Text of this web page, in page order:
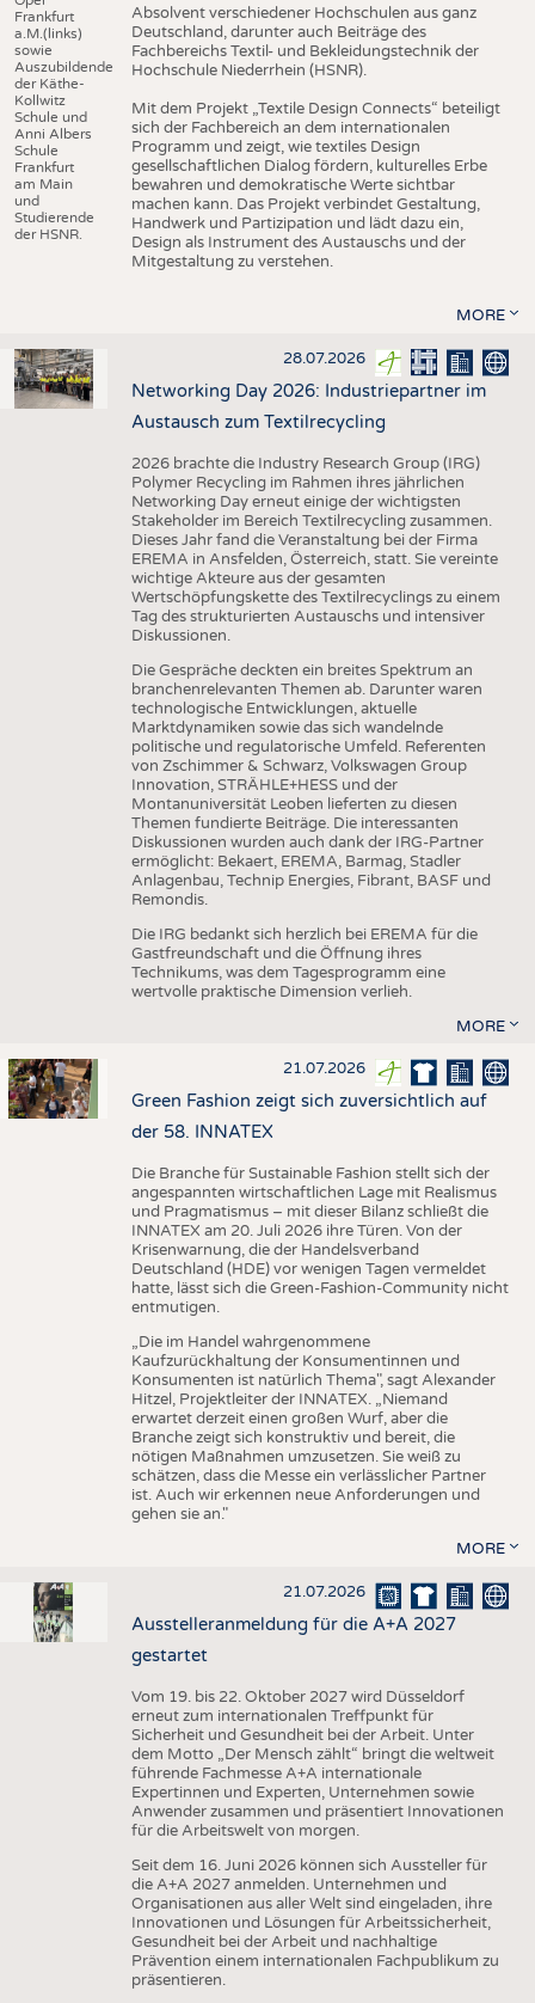
Frankfurt
a.M.(links)
sowie
Auszubildende
der Käthe-
Kollwitz
Schule und
Anni Albers
Schule
Frankfurt
am Main
und
Studierende
der HSNR.
Absolvent verschiedener Hochschulen aus ganz
Deutschland, darunter auch Beiträge des
Fachbereichs Textil- und Bekleidungstechnik der
Hochschule Niederrhein (HSNR).
Mit dem Projekt „Textile Design Connects“ beteiligt
sich der Fachbereich an dem internationalen
Programm und zeigt, wie textiles Design
gesellschaftlichen Dialog fördern, kulturelles Erbe
bewahren und demokratische Werte sichtbar
machen kann. Das Projekt verbindet Gestaltung,
Handwerk und Partizipation und lädt dazu ein,
Design als Instrument des Austauschs und der
Mitgestaltung zu verstehen.
MORE
28.07.2026
Networking Day 2026: Industriepartner im
Austausch zum Textilrecycling
2026 brachte die Industry Research Group (IRG)
Polymer Recycling im Rahmen ihres jährlichen
Networking Day erneut einige der wichtigsten
Stakeholder im Bereich Textilrecycling zusammen.
Dieses Jahr fand die Veranstaltung bei der Firma
EREMA in Ansfelden, Österreich, statt. Sie vereinte
wichtige Akteure aus der gesamten
Wertschöpfungskette des Textilrecyclings zu einem
Tag des strukturierten Austauschs und intensiver
Diskussionen.
Die Gespräche deckten ein breites Spektrum an
branchenrelevanten Themen ab. Darunter waren
technologische Entwicklungen, aktuelle
Marktdynamiken sowie das sich wandelnde
politische und regulatorische Umfeld. Referenten
von Zschimmer & Schwarz, Volkswagen Group
Innovation, STRÄHLE+HESS und der
Montanuniversität Leoben lieferten zu diesen
Themen fundierte Beiträge. Die interessanten
Diskussionen wurden auch dank der IRG-Partner
ermöglicht: Bekaert, EREMA, Barmag, Stadler
Anlagenbau, Technip Energies, Fibrant, BASF und
Remondis.
Die IRG bedankt sich herzlich bei EREMA für die
Gastfreundschaft und die Öffnung ihres
Technikums, was dem Tagesprogramm eine
wertvolle praktische Dimension verlieh.
MORE
21.07.2026
Green Fashion zeigt sich zuversichtlich auf
der 58. INNATEX
Die Branche für Sustainable Fashion stellt sich der
angespannten wirtschaftlichen Lage mit Realismus
und Pragmatismus – mit dieser Bilanz schließt die
INNATEX am 20. Juli 2026 ihre Türen. Von der
Krisenwarnung, die der Handelsverband
Deutschland (HDE) vor wenigen Tagen vermeldet
hatte, lässt sich die Green-Fashion-Community nicht
entmutigen.
„Die im Handel wahrgenommene
Kaufzurückhaltung der Konsumentinnen und
Konsumenten ist natürlich Thema", sagt Alexander
Hitzel, Projektleiter der INNATEX. „Niemand
erwartet derzeit einen großen Wurf, aber die
Branche zeigt sich konstruktiv und bereit, die
nötigen Maßnahmen umzusetzen. Sie weiß zu
schätzen, dass die Messe ein verlässlicher Partner
ist. Auch wir erkennen neue Anforderungen und
gehen sie an."
MORE
21.07.2026
Ausstelleranmeldung für die A+A 2027
gestartet
Vom 19. bis 22. Oktober 2027 wird Düsseldorf
erneut zum internationalen Treffpunkt für
Sicherheit und Gesundheit bei der Arbeit. Unter
dem Motto „Der Mensch zählt“ bringt die weltweit
führende Fachmesse A+A internationale
Expertinnen und Experten, Unternehmen sowie
Anwender zusammen und präsentiert Innovationen
für die Arbeitswelt von morgen.
Seit dem 16. Juni 2026 können sich Aussteller für
die A+A 2027 anmelden. Unternehmen und
Organisationen aus aller Welt sind eingeladen, ihre
Innovationen und Lösungen für Arbeitssicherheit,
Gesundheit bei der Arbeit und nachhaltige
Prävention einem internationalen Fachpublikum zu
präsentieren.